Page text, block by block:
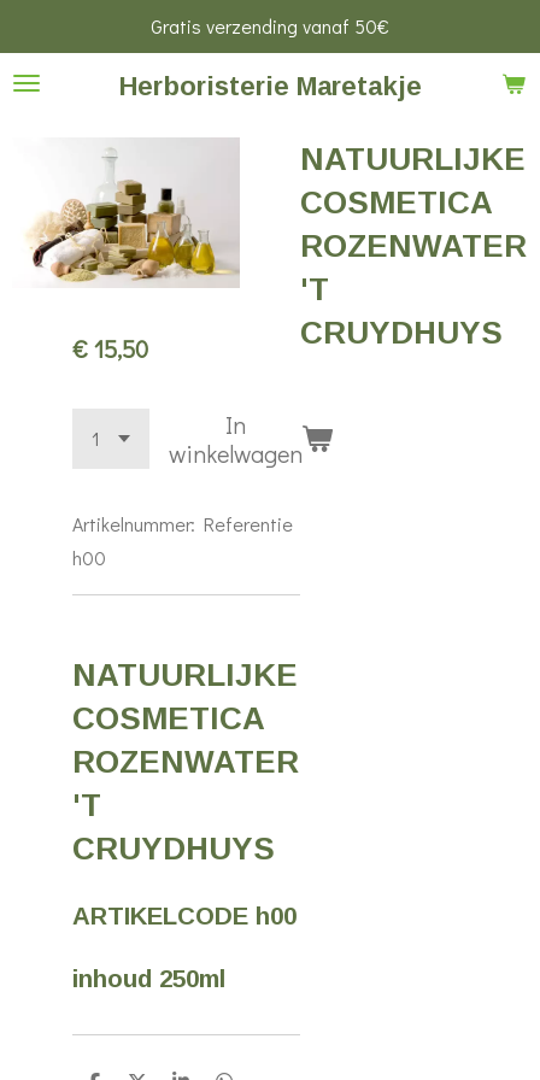
naar
hoofdinhoud
Herboristerie Maretakje
Gratis verzending vanaf 50€
NATUURLIJKE
COSMETICA
ROZENWATER
'T
CRUYDHUYS
€ 15,50
In
winkelwagen
Artikelnummer: Referentie
h00
NATUURLIJKE
COSMETICA
ROZENWATER
'T
CRUYDHUYS
ARTIKELCODE h00
inhoud 250ml